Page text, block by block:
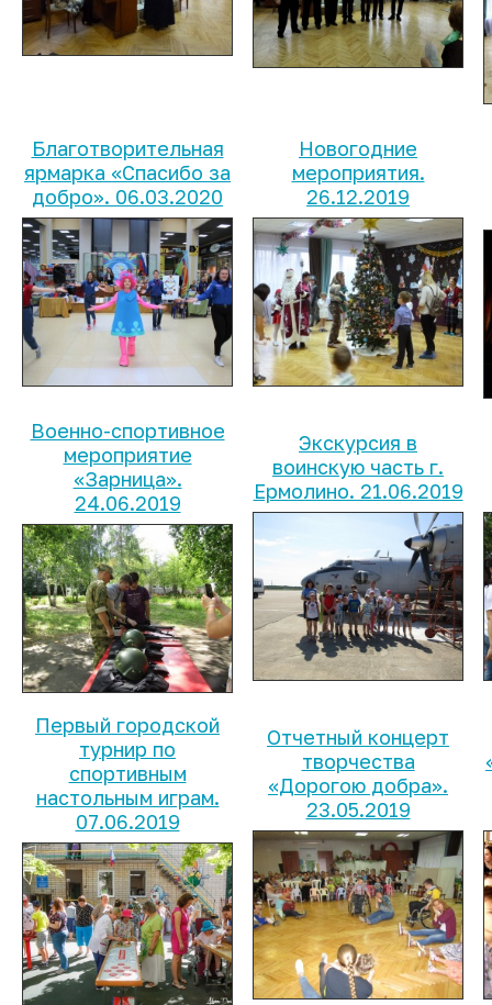
Благотворительная
ярмарка «Спасибо за
добро». 06.03.2020
Новогодние
мероприятия.
26.12.2019
Военно-спортивное
мероприятие
«Зарница».
24.06.2019
Экскурсия в
воинскую часть г.
Ермолино. 21.06.2019
Первый городской
турнир по
спортивным
настольным играм.
07.06.2019
Отчетный концерт
творчества
«Дорогою добра».
23.05.2019